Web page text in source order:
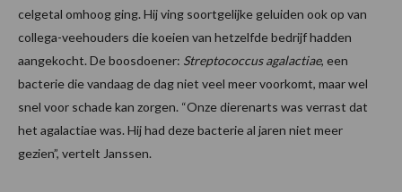
celgetal omhoog ging. Hij ving soortgelijke geluiden ook op van
collega-veehouders die koeien van hetzelfde bedrijf hadden
aangekocht. De boosdoener: Streptococcus agalactiae, een
bacterie die vandaag de dag niet veel meer voorkomt, maar wel
snel voor schade kan zorgen. “Onze dierenarts was verrast dat
het agalactiae was. Hij had deze bacterie al jaren niet meer
gezien”, vertelt Janssen.